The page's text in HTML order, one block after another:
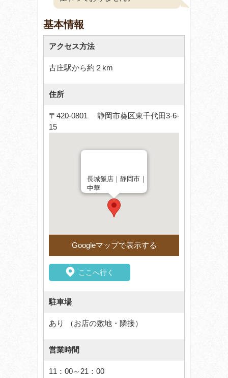
基本情報
アクセス方法
古庄駅から約２km
住所
〒420-0801 静岡市葵区東千代田3-6-
15
長城飯店｜静岡市｜
中華
Googleマップで表示する
ここへ行く
駐車場
あり （お店の敷地・隣接）
営業時間
11：00～21：00